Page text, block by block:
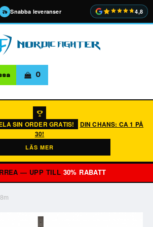
Snabba leveranser 4,8
0
SIN ORDER GRATIS!
DIN CHANS: CA 1 PÅ
30!
LÄS MER
— UPP TILL 30% RABATT